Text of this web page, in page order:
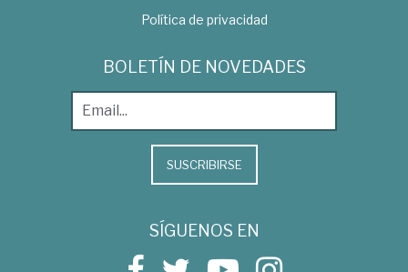
Política de privacidad
BOLETÍN DE NOVEDADES
SUSCRIBIRSE
SÍGUENOS EN